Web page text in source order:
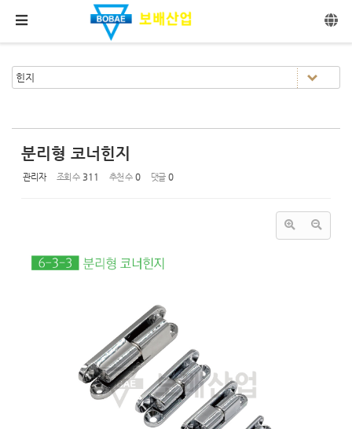
메뉴 건너뛰기
분리형 코너힌지
관리자 조회 수 311 추천 수 0 댓글 0